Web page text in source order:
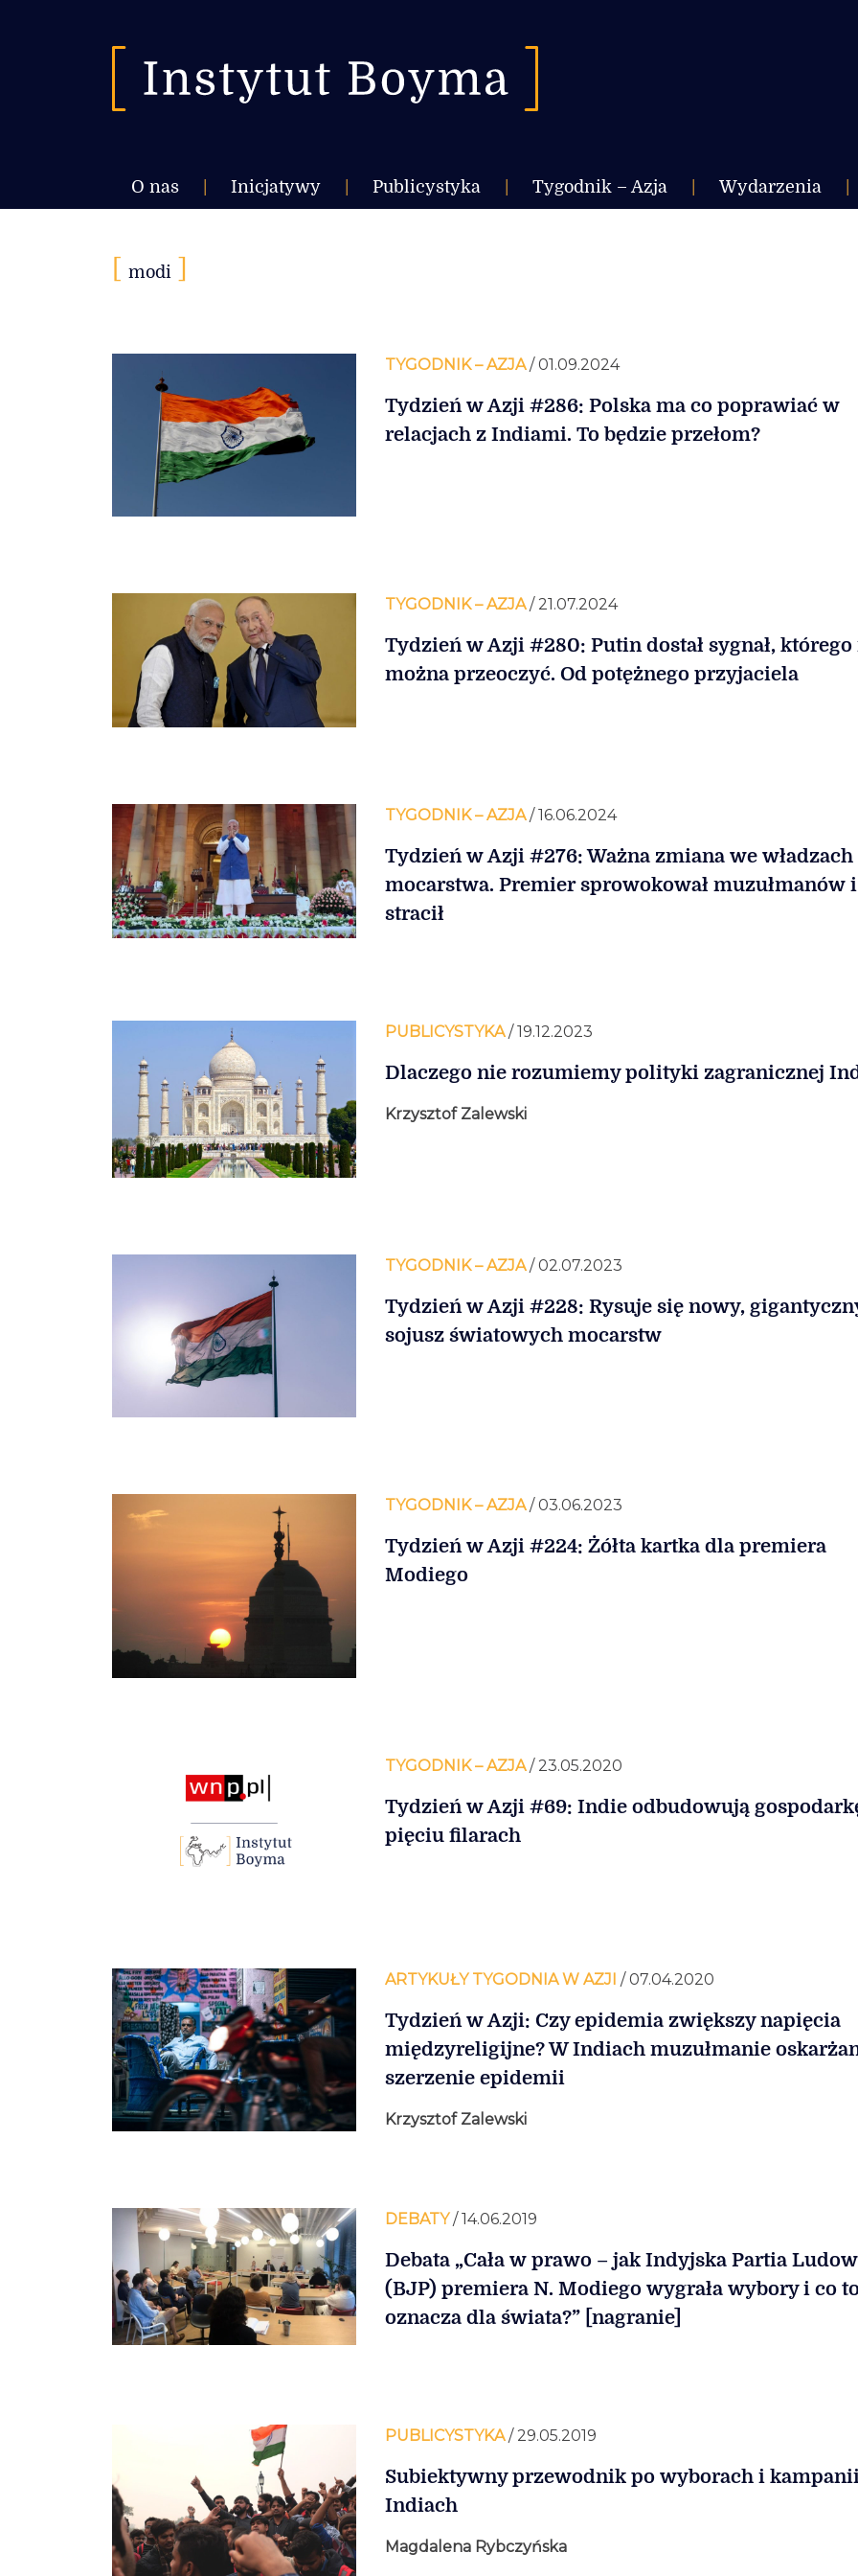
O nas Inicjatywy Publicystyka Tygodnik – Azja Wydarzenia
modi
TYGODNIK – AZJA/ 01.09.2024
Tydzień w Azji #286: Polska ma co poprawiać w
relacjach z Indiami. To będzie przełom?
TYGODNIK – AZJA/ 21.07.2024
Tydzień w Azji #280: Putin dostał sygnał, którego
można przeoczyć. Od potężnego przyjaciela
TYGODNIK – AZJA/ 16.06.2024
Tydzień w Azji #276: Ważna zmiana we władzach
mocarstwa. Premier sprowokował muzułmanów i
stracił
PUBLICYSTYKA/ 19.12.2023
Dlaczego nie rozumiemy polityki zagranicznej
Krzysztof Zalewski
TYGODNIK – AZJA/ 02.07.2023
Tydzień w Azji #228: Rysuje się nowy,
sojusz światowych mocarstw
TYGODNIK – AZJA/ 03.06.2023
Tydzień w Azji #224: Żółta kartka dla premiera
Modiego
TYGODNIK – AZJA/ 23.05.2020
Tydzień w Azji #69: Indie odbudowują
pięciu filarach
ARTYKUŁY TYGODNIA W AZJI / 07.04.2020
Tydzień w Azji: Czy epidemia zwiększy napięcia
międzyreligijne? W Indiach muzułmanie
szerzenie epidemii
Krzysztof Zalewski
DEBATY/ 14.06.2019
Debata „Cała w prawo – jak Indyjska Partia
(BJP) premiera N. Modiego wygrała wybory i co
oznacza dla świata?” [nagranie]
PUBLICYSTYKA/ 29.05.2019
Subiektywny przewodnik po wyborach i
Indiach
Magdalena Rybczyńska